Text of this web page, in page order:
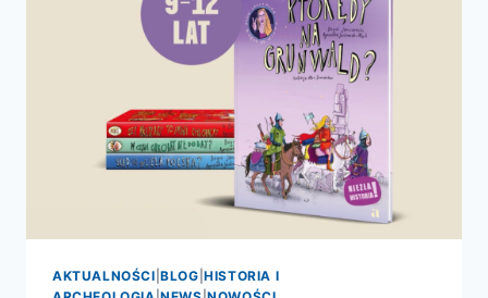
AKTUALNOŚCI |BLOG |HISTORIA I